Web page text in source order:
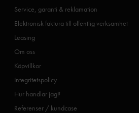
Service, garanti & reklamation
Elektronisk faktura till offentlig verksamhet
Leasing
Om oss
Köpvillkor
Integritetspolicy
Hur handlar jag?
Referenser / kundcase